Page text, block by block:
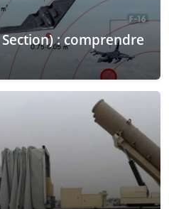
Section) : comprendre